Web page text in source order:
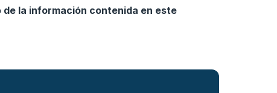
la información contenida en este